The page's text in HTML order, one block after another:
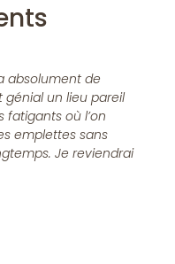
absolument de
génial un lieu pareil
où l’on
emplettes sans
Je reviendrai